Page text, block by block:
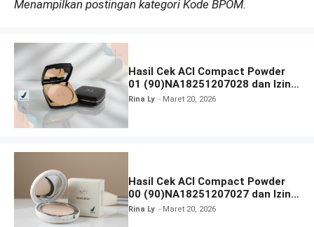
Menampilkan postingan kategori Kode BPOM.
Hasil Cek ACI Compact Powder
01 (90)NA18251207028 dan Izin
BPOM
Rina Ly Maret 20, 2026
Hasil Cek ACI Compact Powder
00 (90)NA18251207027 dan Izin
BPOM
Rina Ly Maret 20, 2026